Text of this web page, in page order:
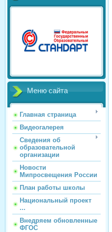
Меню сайта
Главная страница
Видеогалерея
Сведения об
образовательной
организации
Новости
Мипросвещения России
План работы школы
Национальный проект
...
Внедряем обновленные
ФГОС